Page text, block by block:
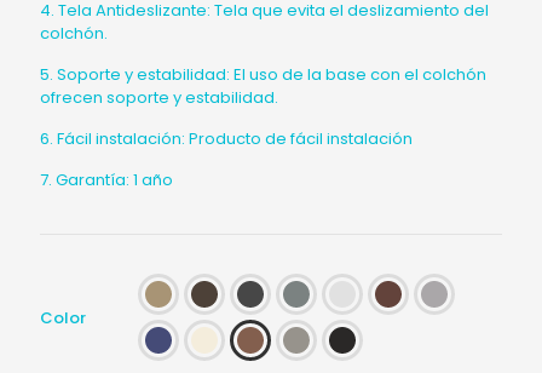
4. Tela Antideslizante: Tela que evita el deslizamiento del
colchón.
5. Soporte y estabilidad: El uso de la base con el colchón
ofrecen soporte y estabilidad.
6. Fácil instalación: Producto de fácil instalación
7. Garantía: 1 año
Color